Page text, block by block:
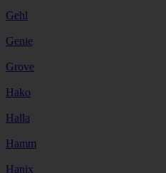
Gehl
Genie
Grove
Hako
Halla
Hamm
Hanix